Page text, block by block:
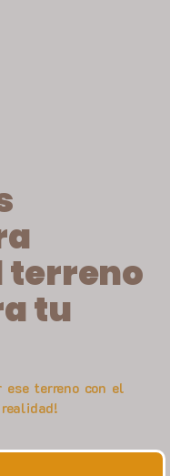
terreno
tu
ese terreno con el